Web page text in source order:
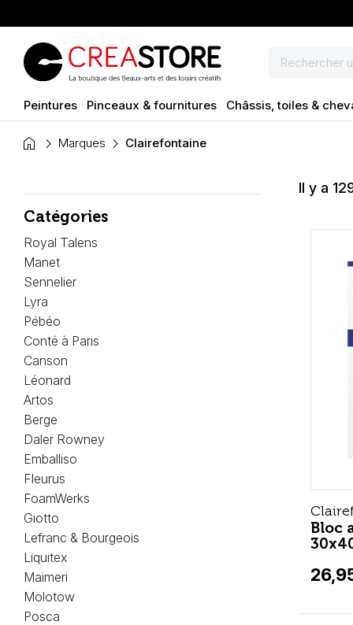
Peintures Pinceaux & fournitures Châssis, toiles &
home Marques Clairefontaine
Catégories
Royal Talens
Manet
Sennelier
Lyra
Pébéo
Conté à Paris
Canson
Léonard
Artos
Berge
Daler Rowney
Emballiso
Fleurus
FoamWerks
Giotto
Lefranc & Bourgeois
Liquitex
Maimeri
Molotow
Posca
Il y a
Bloc